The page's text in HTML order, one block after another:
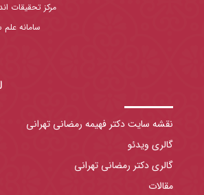
مرکز تحقیقات
سامانه
نقشه سایت دکتر فهیمه رمضانی تهرانی
گالری ویدئو
گالری دکتر رمضانی تهرانی
مقالات